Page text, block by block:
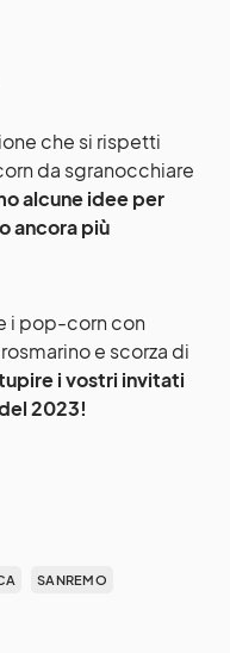
che si rispetti
da sgranocchiare
alcune idee per
ancora più
i pop-corn con
e scorza di
i vostri invitati
2023!
SANREMO